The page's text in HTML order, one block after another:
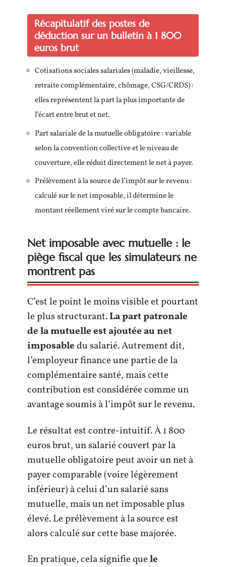
Récapitulatif des postes de
déduction sur un bulletin à 1 800
euros brut
Cotisations sociales salariales (maladie, vieillesse,
retraite complémentaire, chômage, CSG/CRDS) :
elles représentent la part la plus importante de
l’écart entre brut et net.
Part salariale de la mutuelle obligatoire : variable
selon la convention collective et le niveau de
couverture, elle réduit directement le net à payer.
Prélèvement à la source de l’impôt sur le revenu :
calculé sur le net imposable, il détermine le
montant réellement viré sur le compte bancaire.
Net imposable avec mutuelle : le
piège fiscal que les simulateurs ne
montrent pas
C’est le point le moins visible et pourtant
le plus structurant.La part patronale
de la mutuelle est ajoutée au net
imposabledu salarié. Autrement dit,
l’employeur finance une partie de la
complémentaire santé, mais cette
contribution est considérée comme un
avantage soumis à l’impôt sur le revenu.
Le résultat est contre-intuitif. À 1 800
euros brut, un salarié couvert par la
mutuelle obligatoire peut avoir un net à
payer comparable (voire légèrement
inférieur) à celui d’un salarié sans
mutuelle, mais un net imposable plus
élevé. Le prélèvement à la source est
alors calculé sur cette base majorée.
En pratique, cela signifie quele